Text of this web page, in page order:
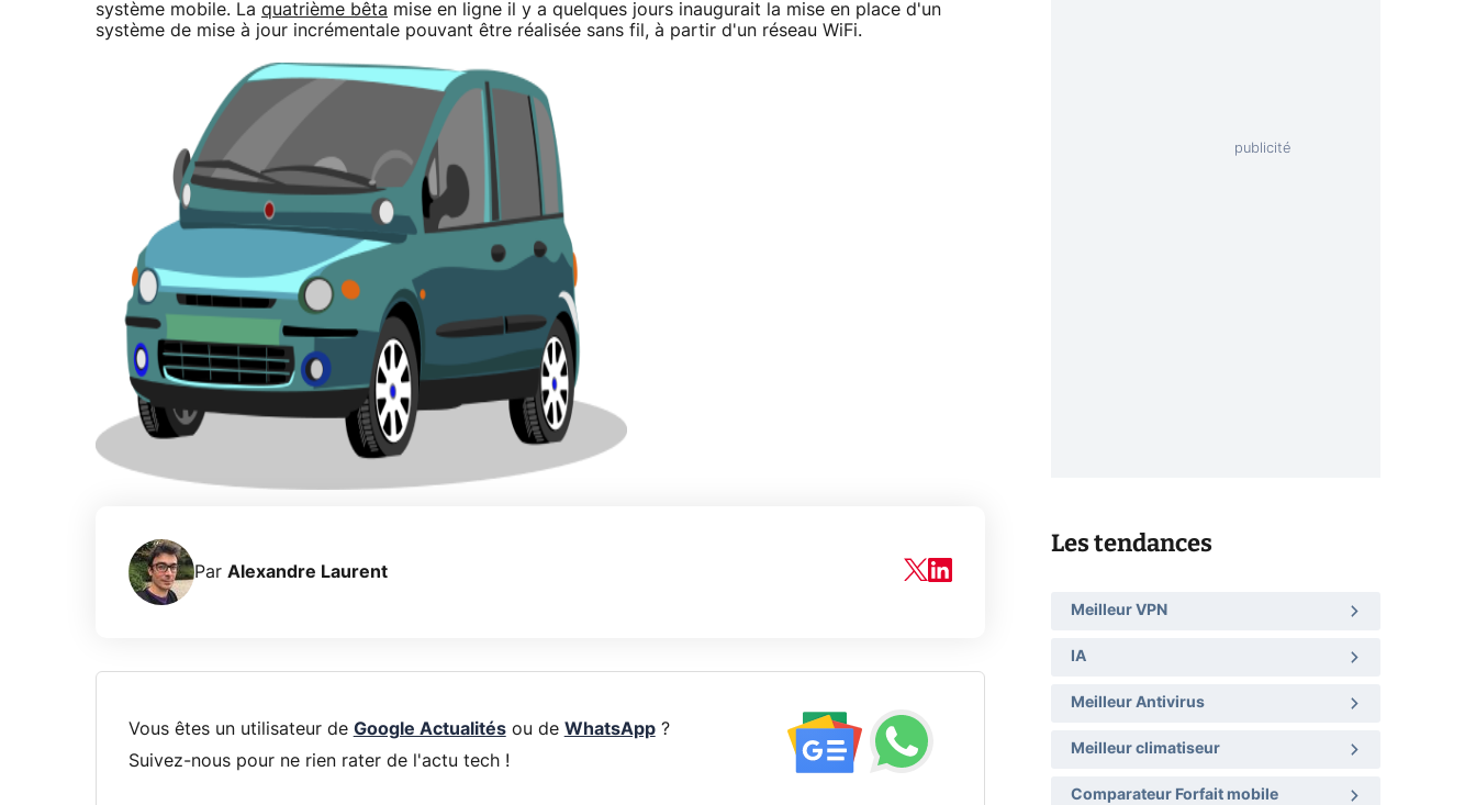
système mobile. La quatrième bêta mise en ligne il y a quelques jours inaugurait la mise en place d'un
système de mise à jour incrémentale pouvant être réalisée sans fil, à partir d'un réseau WiFi.
Par Alexandre Laurent
Vous êtes un utilisateur de Google Actualitésou de WhatsApp?
Suivez-nous pour ne rien rater de l'actu tech !
Les tendances
Meilleur VPN
IA
Meilleur Antivirus
Meilleur climatiseur
Comparateur Forfait mobile